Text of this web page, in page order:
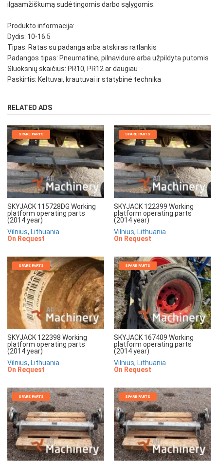
ilgaamžiškumą sudėtingomis darbo sąlygomis.
Produkto informacija:
Dydis: 10-16.5
Tipas: Ratas su padanga arba atskiras ratlankis
Padangos tipas: Pneumatinė, pilnavidurė arba užpildyta putomis
Sluoksnių skaičius: PR10, PR12 ar daugiau
Paskirtis: Keltuvai, krautuvai ir statybinė technika
RELATED ADS
SPARE PARTS
SKYJACK 115728DG Working
platform operating parts
(2014 year)
Vilnius, Lithuania
On Request
SPARE PARTS
SKYJACK 122399 Working
platform operating parts
(2014 year)
Vilnius, Lithuania
On Request
SPARE PARTS
SKYJACK 122398 Working
platform operating parts
(2014 year)
Vilnius, Lithuania
On Request
SPARE PARTS
SKYJACK 167409 Working
platform operating parts
(2014 year)
Vilnius, Lithuania
On Request
SPARE PARTS SPARE PARTS